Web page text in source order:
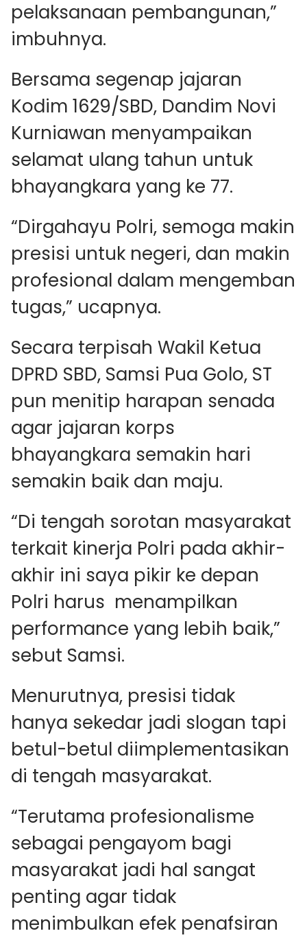
pelaksanaan pembangunan,”
imbuhnya.
Bersama segenap jajaran
Kodim 1629/SBD, Dandim Novi
Kurniawan menyampaikan
selamat ulang tahun untuk
bhayangkara yang ke 77.
“Dirgahayu Polri, semoga makin
presisi untuk negeri, dan makin
profesional dalam mengemban
tugas,” ucapnya.
Secara terpisah Wakil Ketua
DPRD SBD, Samsi Pua Golo, ST
pun menitip harapan senada
agar jajaran korps
bhayangkara semakin hari
semakin baik dan maju.
“Di tengah sorotan masyarakat
terkait kinerja Polri pada akhir-
akhir ini saya pikir ke depan
Polri harus menampilkan
performance yang lebih baik,”
sebut Samsi.
Menurutnya, presisi tidak
hanya sekedar jadi slogan tapi
betul-betul diimplementasikan
di tengah masyarakat.
“Terutama profesionalisme
sebagai pengayom bagi
masyarakat jadi hal sangat
penting agar tidak
menimbulkan efek penafsiran